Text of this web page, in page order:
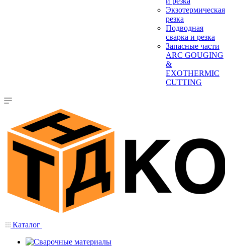
Экзотермическая
резка
Подводная
сварка и резка
Запасные части
ARC GOUGING
&
EXOTHERMIC
CUTTING
Каталог